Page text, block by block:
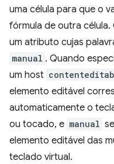
uma célula para que o
fórmula de outra célula.
um atributo cujas
manual . Quando
um host
elemento editável
automaticamente o
ou tocado, e manual
elemento editável das
teclado virtual.